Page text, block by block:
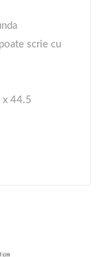
scrie cu
x 44.5